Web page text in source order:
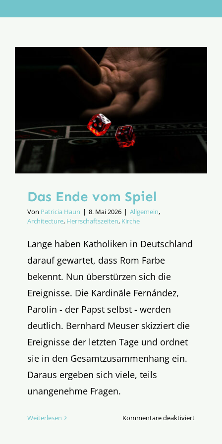
Aktion
Das Ende vom Spiel
Von Patricia Haun | 8. Mai 2026 | Allgemein,
Architecture, Herrschaftszeiten, Kirche
Lange haben Katholiken in Deutschland
darauf gewartet, dass Rom Farbe
bekennt. Nun überstürzen sich die
Ereignisse. Die Kardinäle Fernández,
Parolin - der Papst selbst - werden
deutlich. Bernhard Meuser skizziert die
Ereignisse der letzten Tage und ordnet
sie in den Gesamtzusammenhang ein.
Daraus ergeben sich viele, teils
unangenehme Fragen.
Weiterlesen Kommentare deaktiviertfür